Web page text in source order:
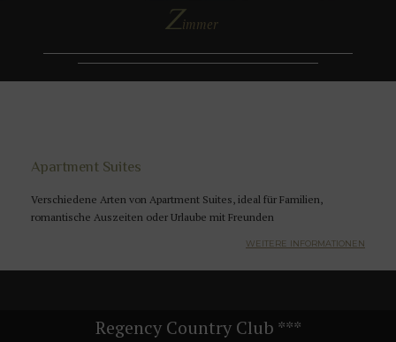
Zimmer
Apartment Suites
Verschiedene Arten von Apartment Suites, ideal für Familien,
romantische Auszeiten oder Urlaube mit Freunden
WEITERE INFORMATIONEN
Regency Country Club ***